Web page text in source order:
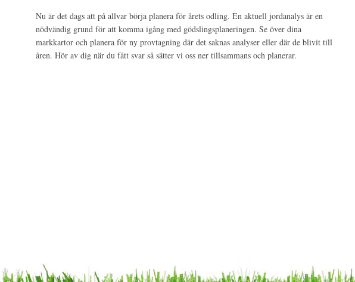
Nu är det dags att på allvar börja planera för årets odling. En aktuell jordanalys är en
nödvändig grund för att komma igång med gödslingsplaneringen. Se över dina
markkartor och planera för ny provtagning där det saknas analyser eller där de blivit till
åren. Hör av dig när du fått svar så sätter vi oss ner tillsammans och planerar.